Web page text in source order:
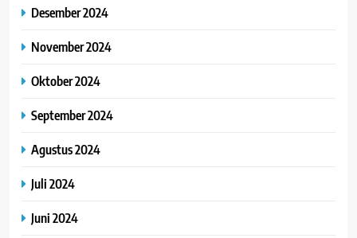
Desember 2024
November 2024
Oktober 2024
September 2024
Agustus 2024
Juli 2024
Juni 2024